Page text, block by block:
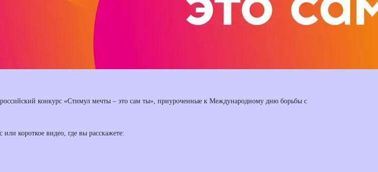
конкурс «Стимул мечты – это сам ты», приуроченные к Международному дню борьбы с
короткое видео, где вы расскажете: